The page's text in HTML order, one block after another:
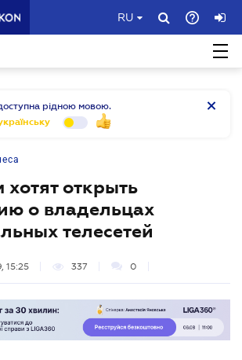
RU
рідною мовою.
открыть
о владельцах
телесетей
15:25 337 0